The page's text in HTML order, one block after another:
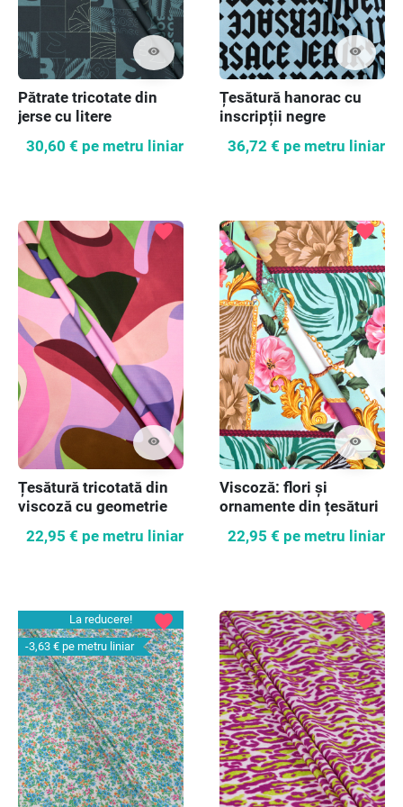
visibility
Pătrate tricotate din
jerse cu litere
30,60 € pe metru liniar
visibility
Țesătură hanorac cu
inscripții negre
36,72 € pe metru liniar
visibility
favorite
Țesătură tricotată din
viscoză cu geometrie
22,95 € pe metru liniar
visibility
favorite
Viscoză: flori și
ornamente din țesături
22,95 € pe metru liniar
La reducere!
-3,63 € pe metru liniar
favorite favorite